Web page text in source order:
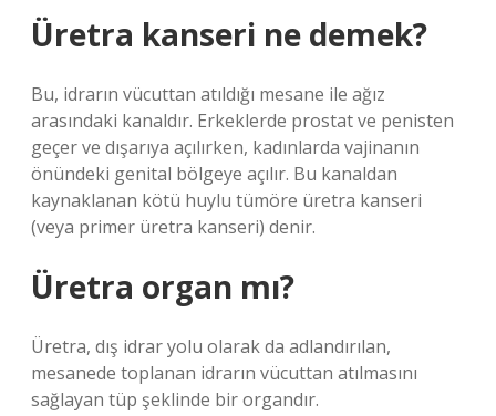
Üretra kanseri ne demek?
Bu, idrarın vücuttan atıldığı mesane ile ağız
arasındaki kanaldır. Erkeklerde prostat ve penisten
geçer ve dışarıya açılırken, kadınlarda vajinanın
önündeki genital bölgeye açılır. Bu kanaldan
kaynaklanan kötü huylu tümöre üretra kanseri
(veya primer üretra kanseri) denir.
Üretra organ mı?
Üretra, dış idrar yolu olarak da adlandırılan,
mesanede toplanan idrarın vücuttan atılmasını
sağlayan tüp şeklinde bir organdır.